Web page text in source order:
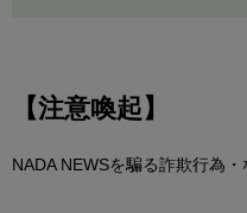
【注意喚起】
NADA NEWSを騙る詐欺行為